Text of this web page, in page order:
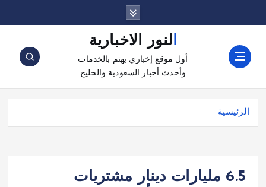
ز
النور الاخبارية
أول موقع إخباري يهتم بالخدمات
وأحدث أخبار السعودية والخليج
الرئيسية
6.5 مليارات دينار مشتريات